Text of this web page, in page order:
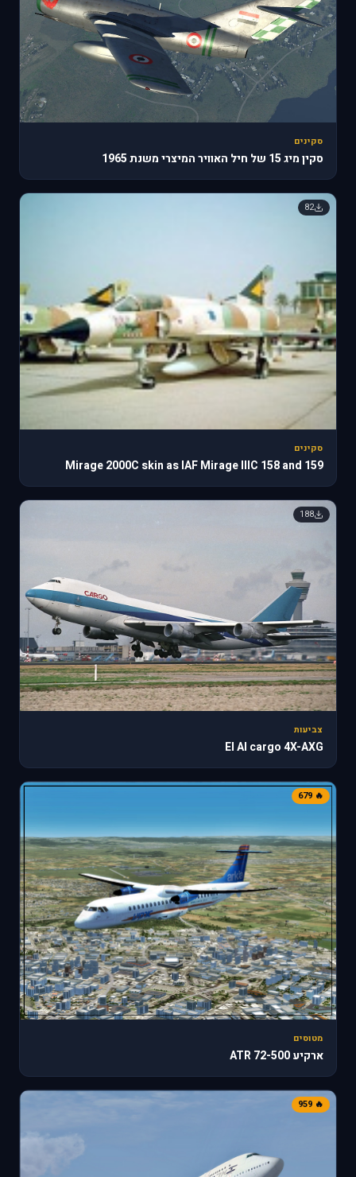
סקינים
סקין מיג 15 של חיל האוויר המיצרי משנת 1965
82
סקינים
Mirage 2000C skin as IAF Mirage IIIC 158 and 159
188
צביעות
El Al cargo 4X-AXG
🔥 679
מטוסים
ארקיע ATR 72-500
🔥 959